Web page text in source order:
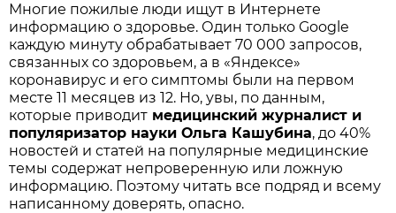
Многие пожилые люди ищут в Интернете
информацию о здоровье. Один только Google
каждую минуту обрабатывает 70 000 запросов,
связанных со здоровьем, а в «Яндексе»
коронавирус и его симптомы были на первом
месте 11 месяцев из 12. Но, увы, по данным,
которые приводит медицинский журналист и
популяризатор науки Ольга Кашубина, до 40%
новостей и статей на популярные медицинские
темы содержат непроверенную или ложную
информацию. Поэтому читать все подряд и всему
написанному доверять, опасно.